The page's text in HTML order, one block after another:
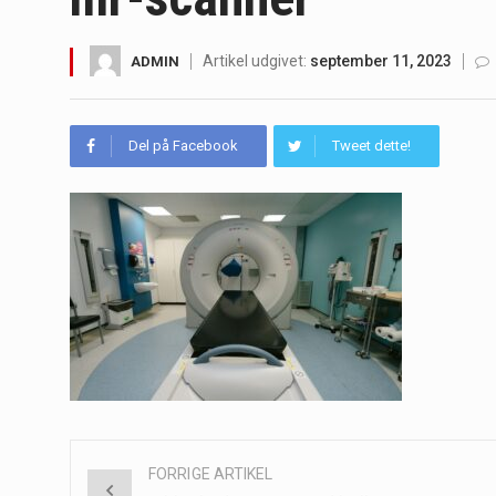
Airfryere har taget verden med
Når det kommer til sundhed og
Sunde måltidskasser er en
ADMIN Artikel udgivet: september 11, 2023
Del på Facebook Tweet dette!
Post
FORRIGE ARTIKEL